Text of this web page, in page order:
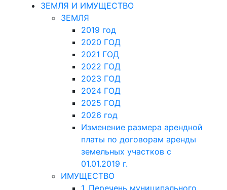
ЗЕМЛЯ И ИМУЩЕСТВО
ЗЕМЛЯ
2019 год
2020 ГОД
2021 ГОД
2022 ГОД
2023 ГОД
2024 ГОД
2025 ГОД
2026 год
Изменение размера арендной
платы по договорам аренды
земельных участков с
01.01.2019 г.
ИМУЩЕСТВО
1. Перечень муниципального